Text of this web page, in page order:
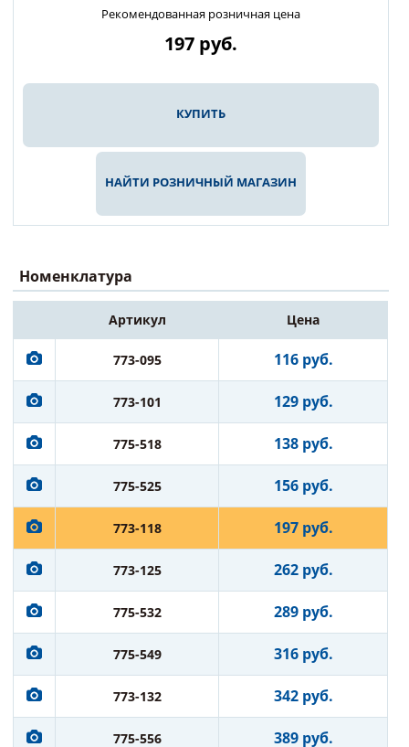
Рекомендованная розничная цена
197 руб.
КУПИТЬ
НАЙТИ РОЗНИЧНЫЙ МАГАЗИН
Номенклатура
Артикул Цена
773-095 116 руб.
773-101 129 руб.
775-518 138 руб.
775-525 156 руб.
773-118 197 руб.
773-125 262 руб.
775-532 289 руб.
775-549 316 руб.
773-132 342 руб.
775-556 389 руб.